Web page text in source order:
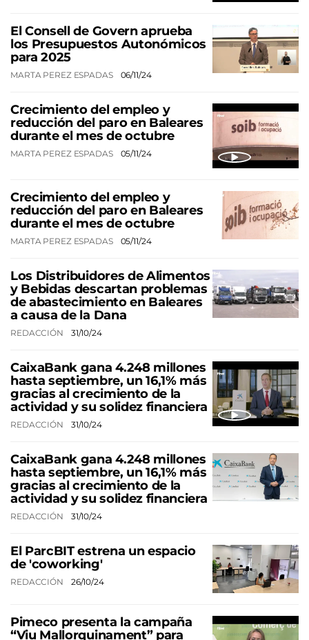
El Consell de Govern aprueba
los Presupuestos Autonómicos
para 2025
MARTA PEREZ ESPADAS 06/11/24
Crecimiento del empleo y
reducción del paro en Baleares
durante el mes de octubre
MARTA PEREZ ESPADAS 05/11/24
Crecimiento del empleo y
reducción del paro en Baleares
durante el mes de octubre
MARTA PEREZ ESPADAS 05/11/24
Los Distribuidores de Alimentos
y Bebidas descartan problemas
de abastecimiento en Baleares
a causa de la Dana
REDACCIÓN 31/10/24
CaixaBank gana 4.248 millones
hasta septiembre, un 16,1% más
gracias al crecimiento de la
actividad y su solidez financiera
REDACCIÓN 31/10/24
CaixaBank gana 4.248 millones
hasta septiembre, un 16,1% más
gracias al crecimiento de la
actividad y su solidez financiera
REDACCIÓN 31/10/24
El ParcBIT estrena un espacio
de 'coworking'
REDACCIÓN 26/10/24
Pimeco presenta la campaña
“Viu Mallorquinament” para